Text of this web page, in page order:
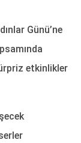
Günü’ne
etkinlikler